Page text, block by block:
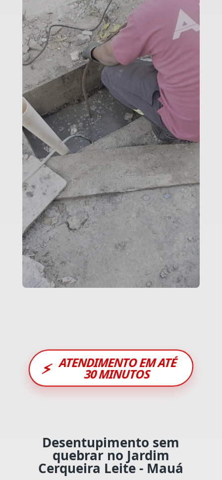
⚡ ATENDIMENTO EM ATÉ
30 MINUTOS
Desentupimento sem
quebrar no Jardim
Cerqueira Leite - Mauá